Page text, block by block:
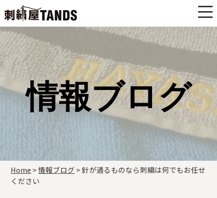
情報ブログ
Home >情報ブログ >針が通るものなら刺繍は何でもお任せ
ください